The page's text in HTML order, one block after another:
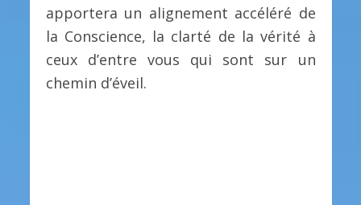
apportera un alignement accéléré de
la Conscience, la clarté de la vérité à
ceux d’entre vous qui sont sur un
chemin d’éveil.